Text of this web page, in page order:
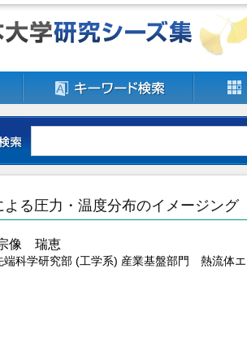
よる圧力・温度分布のイメージング
像 瑞恵
端科学研究部 (工学系) 産業基盤部門 熱流体